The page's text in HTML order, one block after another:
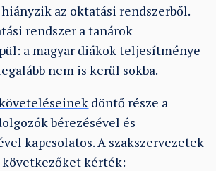
hiányzik az oktatási rendszerből.
rendszer a tanárok
a magyar diákok teljesítménye
nem is kerül sokba.
döntő része a
bérezésével és
kapcsolatos. A szakszervezetek
következőket kérték: